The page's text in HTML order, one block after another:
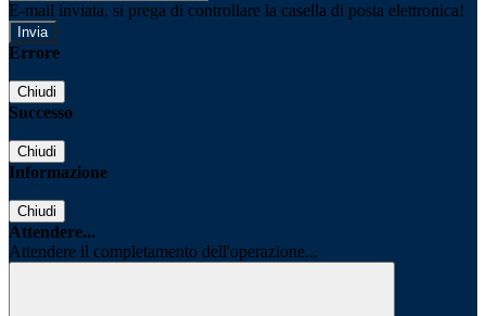
E-mail inviata, si prega di controllare la casella di posta elettronica!
Errore
Chiudi
Successo
Chiudi
Informazione
Chiudi
Attendere...
Attendere il completamento dell'operazione...